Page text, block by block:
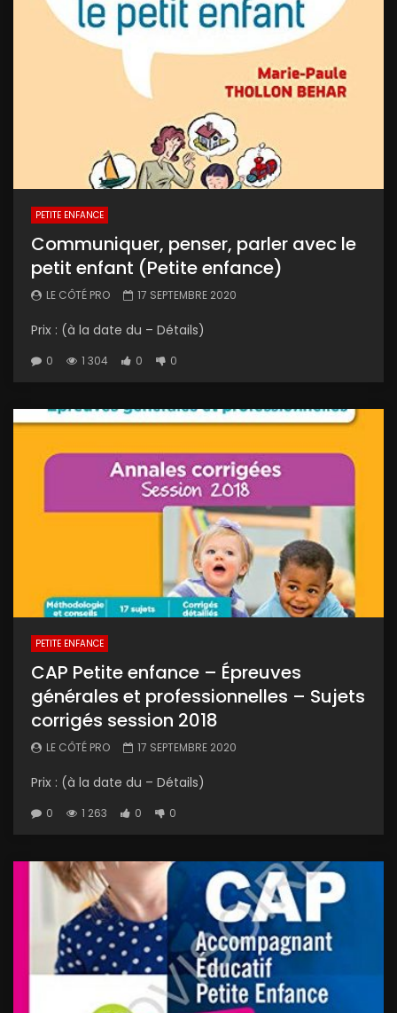
PETITE ENFANCE
Communiquer, penser, parler avec le
petit enfant (Petite enfance)
LE CÔTÉ PRO 17 SEPTEMBRE 2020
Prix : (à la date du – Détails)
0 1 304 0 0
PETITE ENFANCE
CAP Petite enfance – Épreuves
générales et professionnelles – Sujets
corrigés session 2018
LE CÔTÉ PRO 17 SEPTEMBRE 2020
Prix : (à la date du – Détails)
0 1 263 0 0